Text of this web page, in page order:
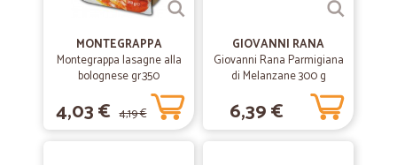
MONTEGRAPPA
Montegrappa lasagne alla
bolognese gr.350
4,03 € 4,19 €
GIOVANNI RANA
Giovanni Rana Parmigiana
di Melanzane 300 g
6,39 €